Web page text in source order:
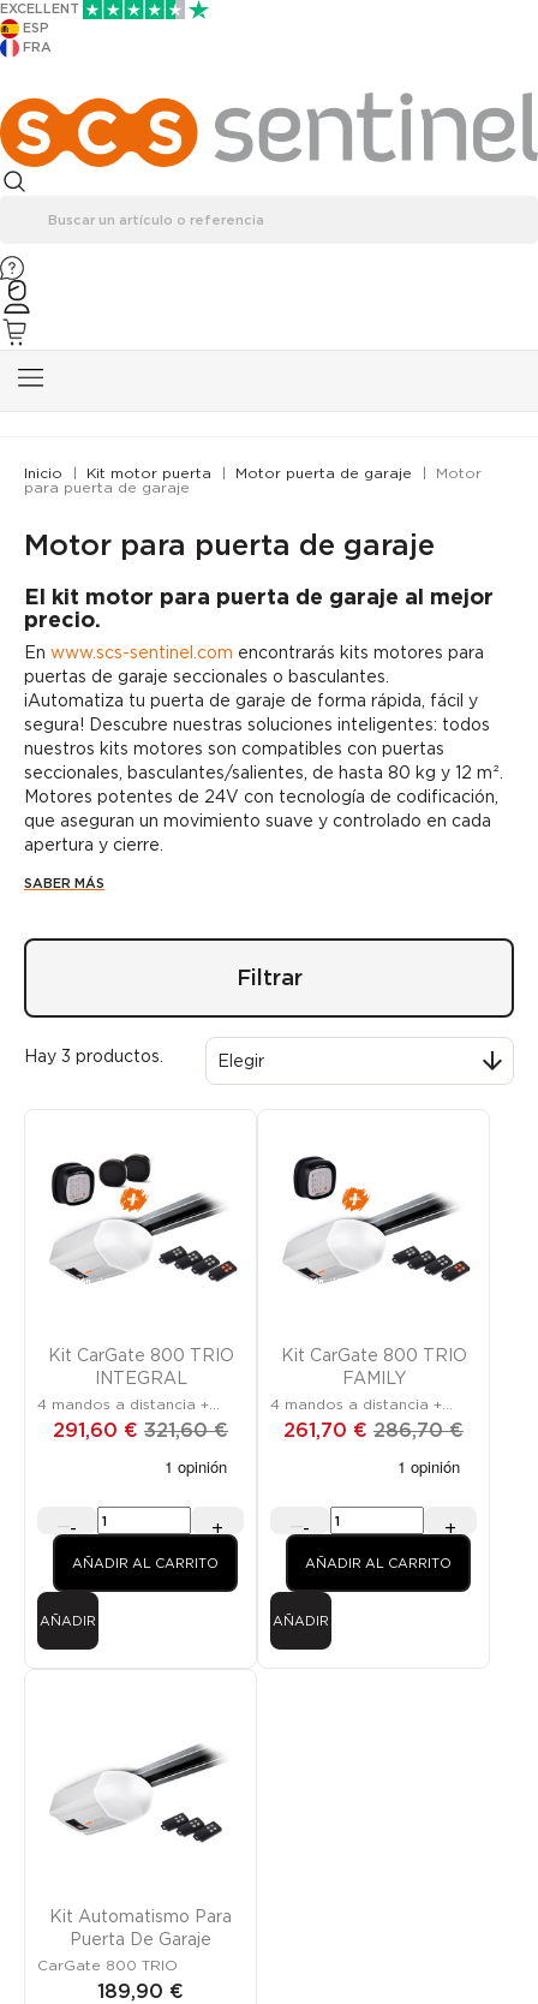
EXCELLENT
ESP
FRA
Inicio Kit motor puerta Motor puerta de garaje
Motor
para puerta de garaje
Motor para puerta de garaje
El kit motor para puerta de garaje al mejor
precio.
En www.scs-sentinel.com encontrarás kits motores para
puertas de garaje seccionales o basculantes.
¡Automatiza tu puerta de garaje de forma rápida, fácil y
segura! Descubre nuestras soluciones inteligentes: todos
nuestros kits motores son compatibles con puertas
seccionales, basculantes/salientes, de hasta 80 kg y 12 m².
Motores potentes de 24V con tecnología de codificación,
que aseguran un movimiento suave y controlado en cada
apertura y cierre.
SABER MÁS
Filtrar
Hay 3 productos. Elegir 
¡SOLO EN LÍNEA!
Promoción
Kit CarGate 800 TRIO
INTEGRAL
4 mandos a distancia +
teclado + fotocélulas
291,60 € 321,60 €
- +
AÑADIR AL CARRITO
AÑADIR
¡SOLO EN LÍNEA!
Promoción
Kit CarGate 800 TRIO
FAMILY
4 mandos a distancia +
teclado
261,70 € 286,70 €
- +
AÑADIR AL CARRITO
AÑADIR
Kit Automatismo Para
Puerta De Garaje
CarGate 800 TRIO
189,90 €